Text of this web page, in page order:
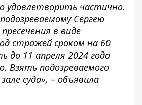
удовлетворить частично.
Сергею
в виде
стражей сроком на 60
до 11 апреля 2024 года
Взять подозреваемого
суда», – объявила